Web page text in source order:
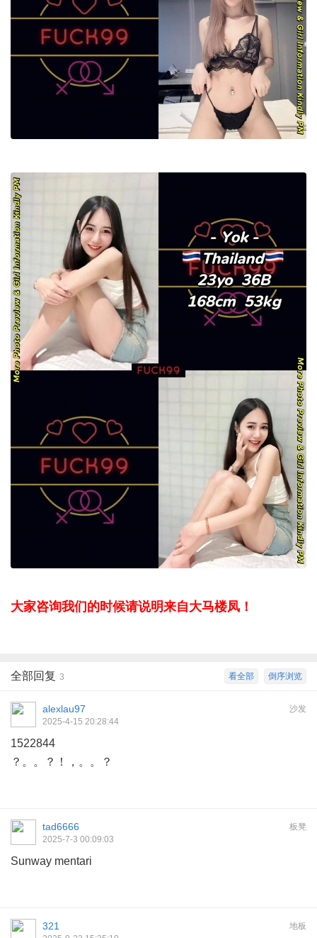
大家咨询我们的时候请说明来自大马楼凤！
倒序浏览
看全部
全部回复 3
沙发
alexlau97
2025-4-15 20:28:44
1522844
？。。？！，。。？
板凳
tad6666
2025-7-3 00:09:03
Sunway mentari
地板
321